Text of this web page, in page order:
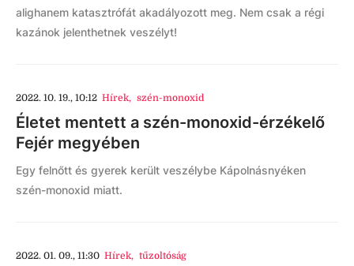
alighanem katasztrófát akadályozott meg. Nem csak a régi
kazánok jelenthetnek veszélyt!
2022. 10. 19., 10:12 Hírek, szén-monoxid
Életet mentett a szén-monoxid-érzékelő
Fejér megyében
Egy felnőtt és gyerek került veszélybe Kápolnásnyéken
szén-monoxid miatt.
2022. 01. 09., 11:30 Hírek, tűzoltóság